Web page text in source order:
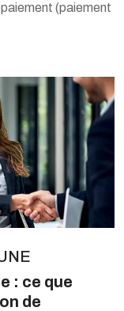
(paiement
: ce que
de